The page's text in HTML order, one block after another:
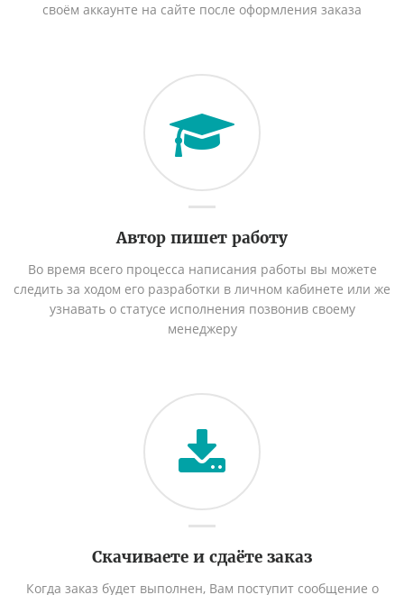
своём аккаунте на сайте после оформления заказа
Автор пишет работу
Во время всего процесса написания работы вы можете
следить за ходом его разработки в личном кабинете или же
узнавать о статусе исполнения позвонив своему
менеджеру
Скачиваете и сдаёте заказ
Когда заказ будет выполнен, Вам поступит сообщение о